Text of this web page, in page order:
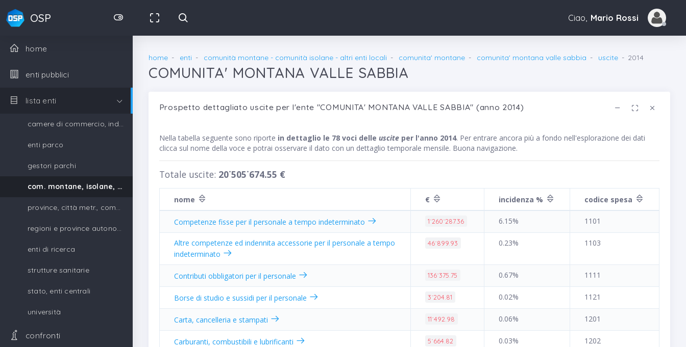
OSP Ciao, Mario Rossi
home
enti pubblici
lista enti
camere di commercio, industria, artigianato e agricoltura
enti parco
gestori parchi
com. montane, isolane, gestori parchi
province, città metr., comuni, unione di comuni
regioni e province autonome
enti di ricerca
strutture sanitarie
stato, enti centrali
università
confronti
home enti comunità montane - comunità isolane - altri enti locali comunita' montane comunita' montana valle sabbia uscite 2014
COMUNITA' MONTANA VALLE SABBIA
Prospetto dettagliato uscite per l'ente "COMUNITA' MONTANA VALLE SABBIA" (anno 2014)
Nella tabella seguente sono riporte in dettaglio le 78 voci delle usciteper l'anno 2014. Per entrare ancora più a fondo nell'esplorazione dei dati
clicca sul nome della voce e potrai osservare il dato con un dettaglio temporale mensile. Buona navigazione.
Totale uscite: 20˙505˙674.55 €
nome € incidenza % codice spesa
Competenze fisse per il personale a tempo indeterminato 1˙260˙287.36 6.15% 1101
Altre competenze ed indennita accessorie per il personale a tempo
indeterminato
46˙899.93 0.23% 1103
Contributi obbligatori per il personale 136˙375.75 0.67% 1111
Borse di studio e sussidi per il personale 3˙204.81 0.02% 1121
Carta, cancelleria e stampati 11˙492.98 0.06% 1201
Carburanti, combustibili e lubrificanti 5˙664.82 0.03% 1202